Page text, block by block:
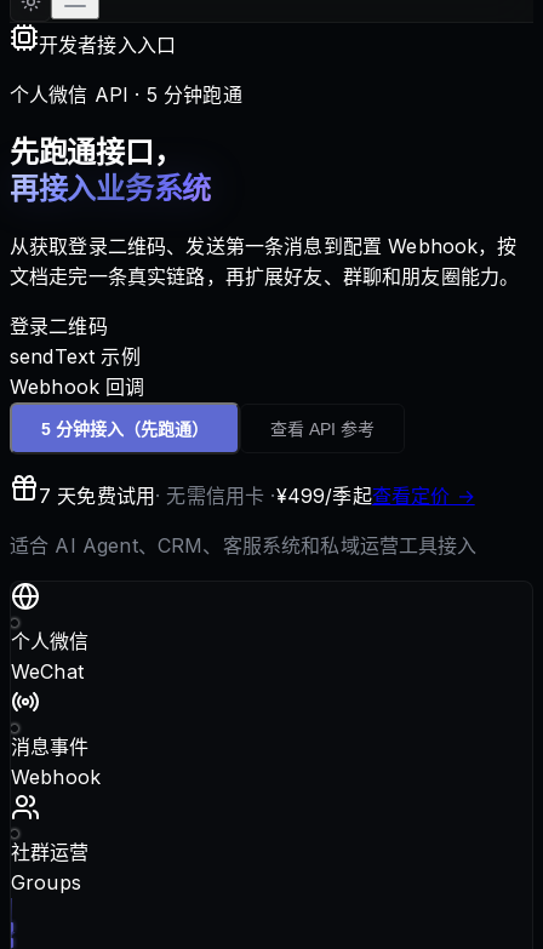
开发者接入入口
个人微信 API · 5 分钟跑通
先跑通接口，
再接入业务系统
从获取登录二维码、发送第一条消息到配置 Webhook，按
文档走完一条真实链路，再扩展好友、群聊和朋友圈能力。
登录二维码
sendText 示例
Webhook 回调
5 分钟接入 （先跑通） 查看 API 参考
7 天免费试用 · 无需信用卡 ·¥499/季起查看定价 →
适合 AI Agent、CRM、客服系统和私域运营工具接入
个人微信
WeChat
消息事件
Webhook
社群运营
Groups